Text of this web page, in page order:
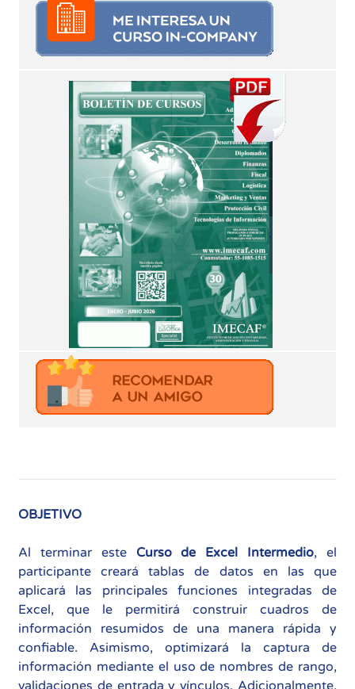
OBJETIVO
Al terminar este Curso de Excel Intermedio, el
participante creará tablas de datos en las que
aplicará las principales funciones integradas de
Excel, que le permitirá construir cuadros de
información resumidos de una manera rápida y
confiable. Asimismo, optimizará la captura de
información mediante el uso de nombres de rango,
validaciones de entrada y vínculos. Adicionalmente,